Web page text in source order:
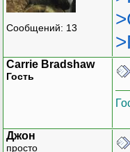
Сообщений: 13
Carrie Bradshaw
Гость
Джон
просто